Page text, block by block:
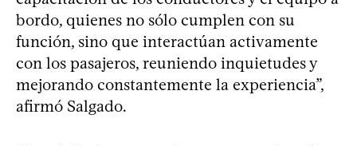
bordo, quienes no sólo cumplen con su
función, sino que interactúan activamente
con los pasajeros, reuniendo inquietudes y
mejorando constantemente la experiencia”,
afirmó Salgado.